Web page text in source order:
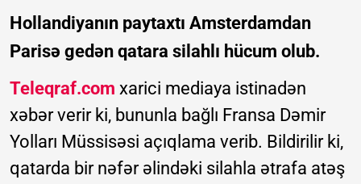
Hollandiyanın paytaxtı Amsterdamdan
Parisə gedən qatara silahlı hücum olub.
Teleqraf.com xarici mediaya istinadən
xəbər verir ki, bununla bağlı Fransa Dəmir
Yolları Müssisəsi açıqlama verib. Bildirilir ki,
qatarda bir nəfər əlindəki silahla ətrafa atəş